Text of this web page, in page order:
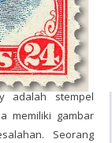
adalah stempel
memiliki gambar
Seorang